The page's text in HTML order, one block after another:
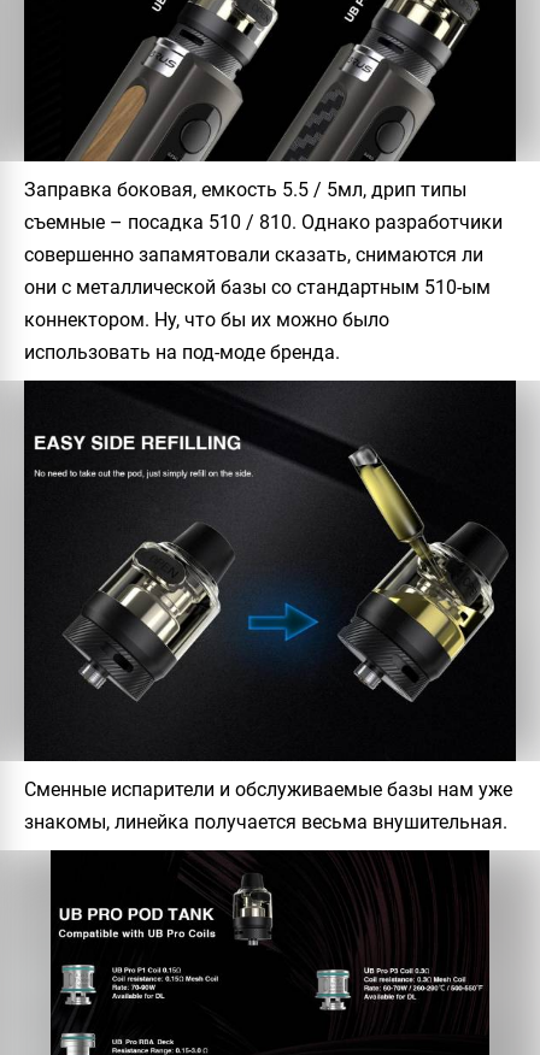
Заправка боковая, емкость 5.5 / 5мл, дрип типы
съемные – посадка 510 / 810. Однако разработчики
совершенно запамятовали сказать, снимаются ли
они с металлической базы со стандартным 510-ым
коннектором. Ну, что бы их можно было
использовать на под-моде бренда.
Сменные испарители и обслуживаемые базы нам уже
знакомы, линейка получается весьма внушительная.